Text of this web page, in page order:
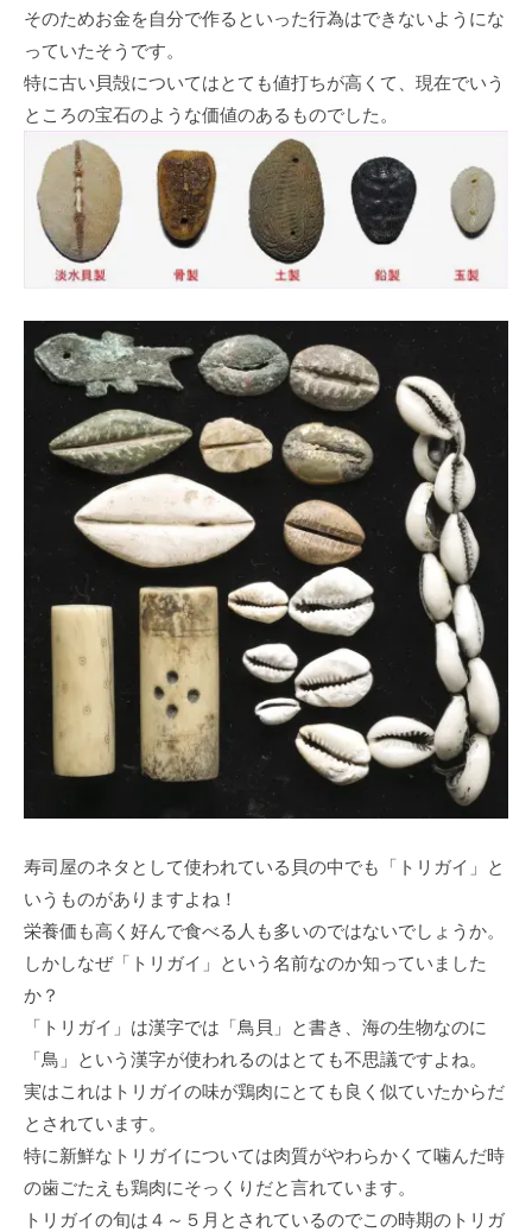
そのためお金を自分で作るといった行為はできないようにな
っていたそうです。
特に古い貝殻についてはとても値打ちが高くて、現在でいう
ところの宝石のような価値のあるものでした。
寿司屋のネタとして使われている貝の中でも「トリガイ」と
いうものがありますよね！
栄養価も高く好んで食べる人も多いのではないでしょうか。
しかしなぜ「トリガイ」という名前なのか知っていました
か？
「トリガイ」は漢字では「鳥貝」と書き、海の生物なのに
「鳥」という漢字が使われるのはとても不思議ですよね。
実はこれはトリガイの味が鶏肉にとても良く似ていたからだ
とされています。
特に新鮮なトリガイについては肉質がやわらかくて噛んだ時
の歯ごたえも鶏肉にそっくりだと言れています。
トリガイの旬は４～５月とされているのでこの時期のトリガ